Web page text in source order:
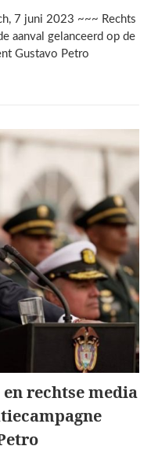
7 juni 2023 ~~~ Rechts
aanval gelanceerd op de
Gustavo Petro
rechtse media